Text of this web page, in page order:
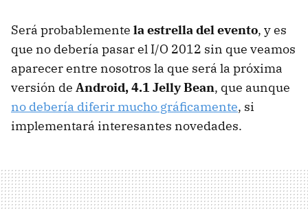
Será probablemente la estrella del evento, y es
que no debería pasar el I/O 2012 sin que veamos
aparecer entre nosotros la que será la próxima
versión de Android, 4.1 Jelly Bean, que aunque
no debería diferir mucho gráficamente, si
implementará interesantes novedades.